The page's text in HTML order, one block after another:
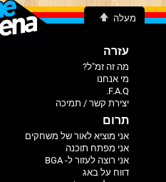
מעלה
עזרה
מה זה זמ"ל?
מי אנחנו
F.A.Q.
יצירת קשר / תמיכה
תרום
אני מוציא לאור של משחקים
אני מפתח תוכנה
אני רוצה לעזור ל- BGA
דווח על באג